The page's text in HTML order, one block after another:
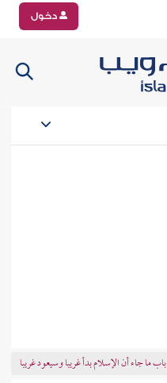
دخول
باب ما جاء أن الإسلام بدأ غريبا وسيعود غريبا